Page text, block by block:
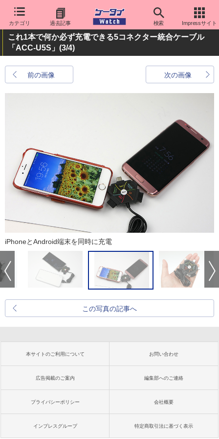
カテゴリ 過去記事 検索 Impressサイト
これ1本で何か必ず充電できる5コネクター統合ケーブル
「ACC-U5S」 (3/4)
前の画像 次の画像
iPhoneとAndroid端末を同時に充電
この写真の記事へ
本サイトのご利用について お問い合わせ
広告掲載のご案内 編集部へのご連絡
プライバシーポリシー 会社概要
インプレスグループ 特定商取引法に基づく表示